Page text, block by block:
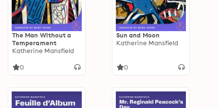
The Man Without a
Temperament
Katherine Mansfield
0
Sun and Moon
Katherine Mansfield
0